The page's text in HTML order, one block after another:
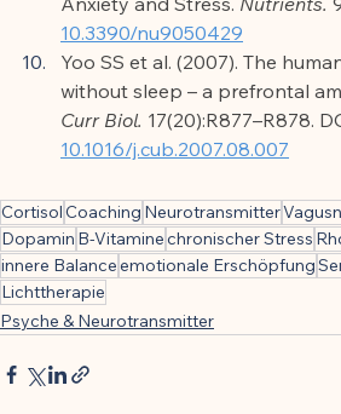
10.3390/nu9050429
Yoo SS et al. (2007). The
without sleep – a prefrontal
Curr Biol. 17(20):R877–R878.
10.1016/j.cub.2007.08.007
CortisolCoaching Neurotransmitter
Dopamin B-Vitaminechronischer Stress
innere Balanceemotionale Erschöpfung
Lichttherapie
Psyche & Neurotransmitter